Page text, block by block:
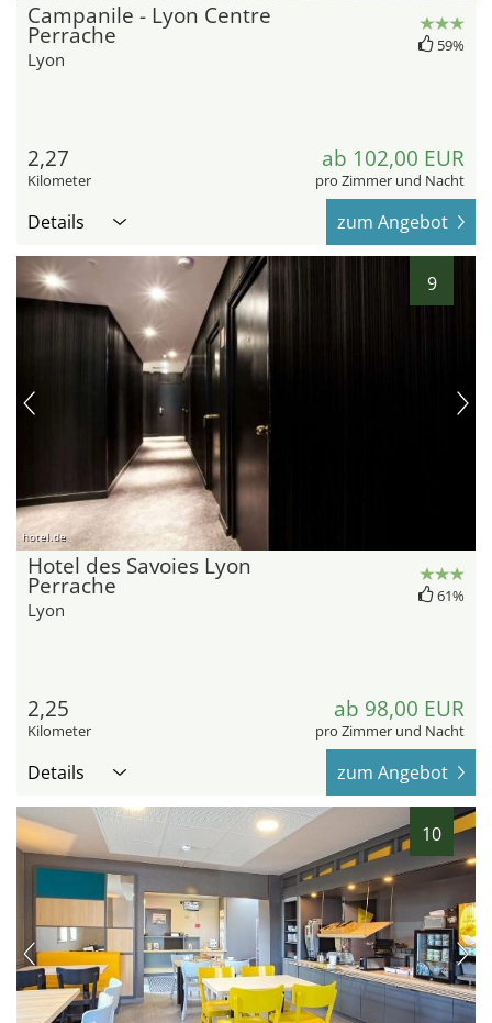
Campanile - Lyon Centre
Perrache
Lyon
59%
2,27
Kilometer
ab 102,00 EUR
pro Zimmer und Nacht
Details zum Angebot
9
hotel.de
Hotel des Savoies Lyon
Perrache
Lyon
61%
2,25
Kilometer
ab 98,00 EUR
pro Zimmer und Nacht
Details zum Angebot
10